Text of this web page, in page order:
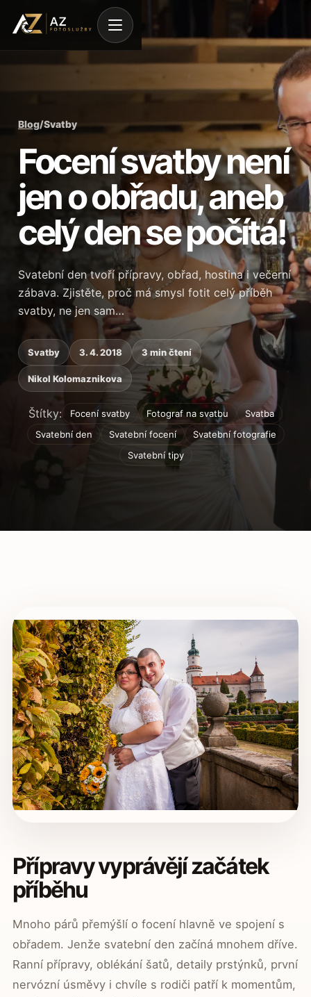
Blog/Svatby
Focení svatby není
jen o obřadu, aneb
celý den se počítá!
Svatební den tvoří přípravy, obřad, hostina i večerní
zábava. Zjistěte, proč má smysl fotit celý příběh
svatby, ne jen sam…
Svatby 3. 4. 2018 3 min čtení
Nikol Kolomaznikova
Štítky: Focení svatby Fotograf na svatbu
Svatba
Svatební den
Svatební focení
Svatební fotografie
Svatební tipy
Přípravy vyprávějí začátek
příběhu
Mnoho párů přemýšlí o focení hlavně ve spojení s
obřadem. Jenže svatební den začíná mnohem dříve.
Ranní přípravy, oblékání šatů, detaily prstýnků, první
nervózní úsměvy i chvíle s rodiči patří k momentům,